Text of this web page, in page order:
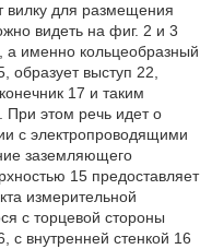
вилку для размещения
видеть на фиг. 2 и 3
а именно кольцеобразный
образует выступ 22,
17 и таким
При этом речь идет о
с электропроводящими
заземляющего
15 предоставляет
измерительной
с торцевой стороны
с внутренней стенкой 16